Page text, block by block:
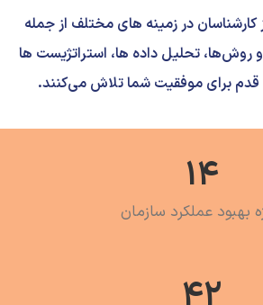
در زمینه های مختلف از جمله
روش‌ها، تحلیل داده ها، استراتژیست ها
برای موفقیت شما تلاش می‌کنند.
14
بهبود عملکرد سازمان